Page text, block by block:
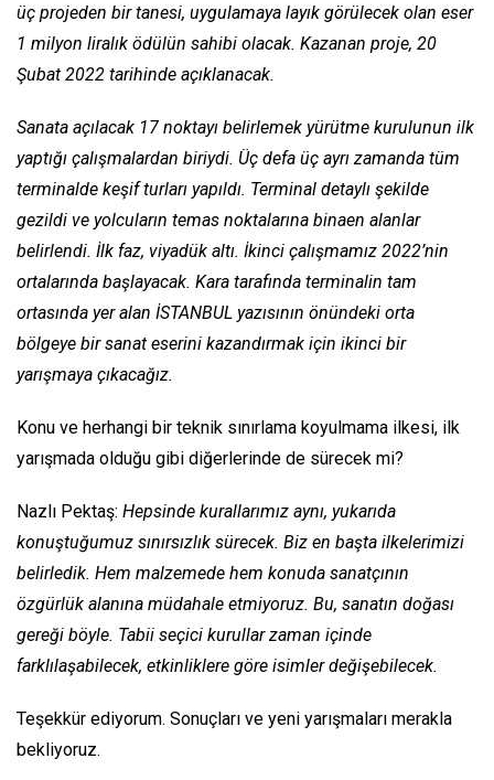
üç projeden bir tanesi, uygulamaya layık görülecek olan eser
1 milyon liralık ödülün sahibi olacak. Kazanan proje, 20
Şubat 2022 tarihinde açıklanacak.
Sanata açılacak 17 noktayı belirlemek yürütme kurulunun ilk
yaptığı çalışmalardan biriydi. Üç defa üç ayrı zamanda tüm
terminalde keşif turları yapıldı. Terminal detaylı şekilde
gezildi ve yolcuların temas noktalarına binaen alanlar
belirlendi. İlk faz, viyadük altı. İkinci çalışmamız 2022’nin
ortalarında başlayacak. Kara tarafında terminalin tam
ortasında yer alan İSTANBUL yazısının önündeki orta
bölgeye bir sanat eserini kazandırmak için ikinci bir
yarışmaya çıkacağız.
Konu ve herhangi bir teknik sınırlama koyulmama ilkesi, ilk
yarışmada olduğu gibi diğerlerinde de sürecek mi?
Nazlı Pektaş: Hepsinde kurallarımız aynı, yukarıda
konuştuğumuz sınırsızlık sürecek. Biz en başta ilkelerimizi
belirledik. Hem malzemede hem konuda sanatçının
özgürlük alanına müdahale etmiyoruz. Bu, sanatın doğası
gereği böyle. Tabii seçici kurullar zaman içinde
farklılaşabilecek, etkinliklere göre isimler değişebilecek.
Teşekkür ediyorum. Sonuçları ve yeni yarışmaları merakla
bekliyoruz.